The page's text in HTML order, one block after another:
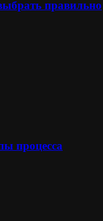
правильно
процесса